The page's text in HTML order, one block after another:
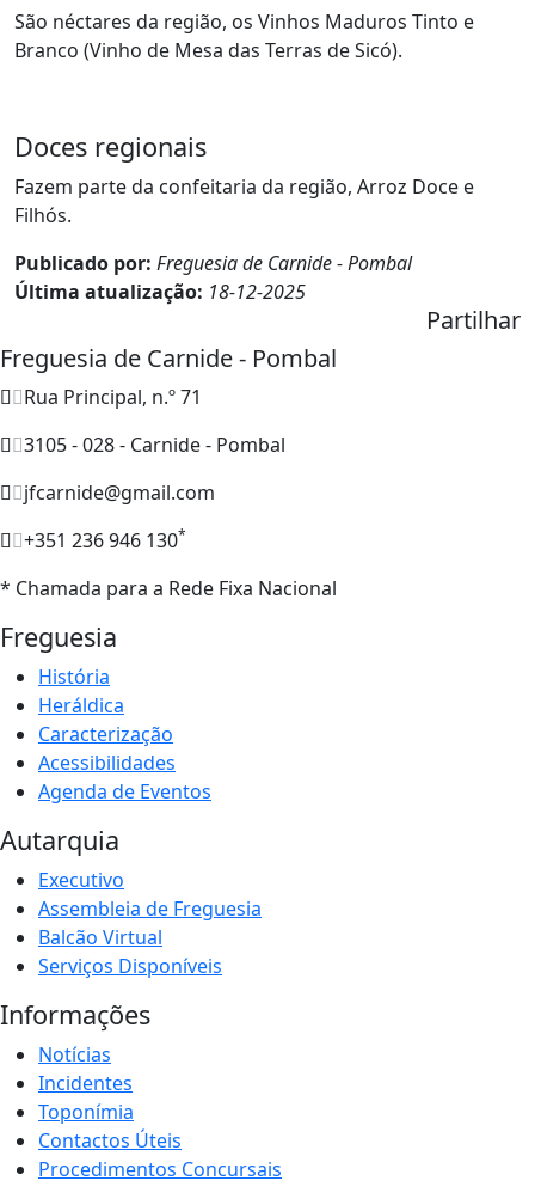
São néctares da região, os Vinhos Maduros Tinto e
Branco (Vinho de Mesa das Terras de Sicó).
Doces regionais
Fazem parte da confeitaria da região, Arroz Doce e
Filhós.
Publicado por: Freguesia de Carnide - Pombal
Última atualização: 18-12-2025
Partilhar
Freguesia de Carnide - Pombal
Rua Principal, n.º 71
3105 - 028 - Carnide - Pombal
jfcarnide@gmail.com
+351 236 946 130*
* Chamada para a Rede Fixa Nacional
Freguesia
História
Heráldica
Caracterização
Acessibilidades
Agenda de Eventos
Autarquia
Executivo
Assembleia de Freguesia
Balcão Virtual
Serviços Disponíveis
Informações
Notícias
Incidentes
Toponímia
Contactos Úteis
Procedimentos Concursais